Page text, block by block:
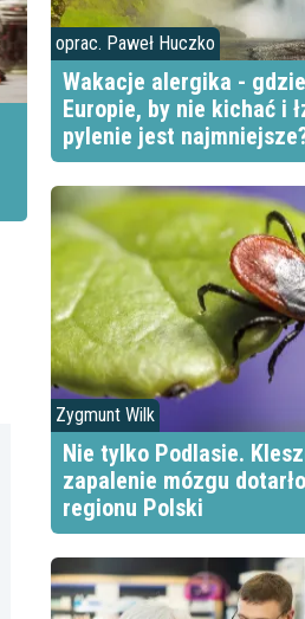
oprac. Paweł Huczko
Wakacje alergika -
Europie, by nie kichać i
pylenie jest
Zygmunt Wilk
Nie tylko Podlasie.
zapalenie mózgu
regionu Polski